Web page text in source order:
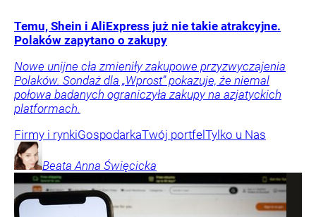
Temu, Shein i AliExpress już nie takie atrakcyjne.
Polaków zapytano o zakupy
Nowe unijne cła zmieniły zakupowe przyzwyczajenia
Polaków. Sondaż dla „Wprost” pokazuje, że niemal
połowa badanych ograniczyła zakupy na azjatyckich
platformach.
Firmy i rynkiGospodarkaTwój portfel Tylko u Nas
Beata Anna Święcicka